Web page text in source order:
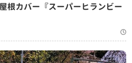
根カバー『スーパーヒランビー